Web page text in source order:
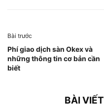
Bài trước
Phí giao dịch sàn Okex và
những thông tin cơ bản cần
biết
BÀI